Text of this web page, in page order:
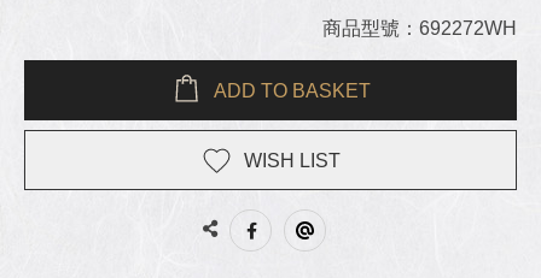
商品型號：692272WH
ADD TO BASKET
WISH LIST